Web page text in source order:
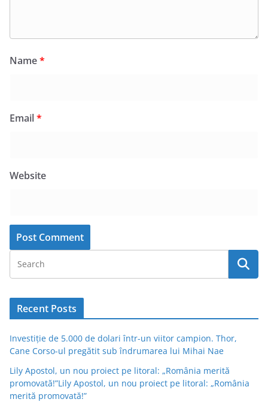
Name*
Email*
Website
Recent Posts
Investiție de 5.000 de dolari într-un viitor campion. Thor,
Cane Corso-ul pregătit sub îndrumarea lui Mihai Nae
Lily Apostol, un nou proiect pe litoral: „România merită
promovată!”Lily Apostol, un nou proiect pe litoral: „România
merită promovată!”